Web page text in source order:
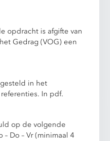
opdracht is afgifte van
Gedrag (VOG) een
in het
In pdf.
op de volgende
– Do – Vr (minimaal 4